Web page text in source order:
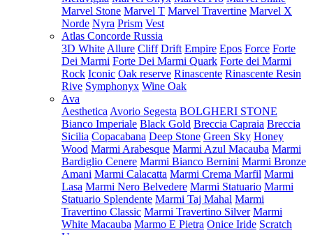
Marvel Stone Marvel T Marvel Travertine Marvel X
Norde Nyra Prism Vest
Atlas Concorde Russia
3D White Allure Cliff Drift Empire Epos Force Forte
Dei Marmi Forte Dei Marmi Quark Forte dei Marmi
Rock Iconic Oak reserve Rinascente Rinascente Resin
Rive Symphonyx Wine Oak
Ava
Aesthetica Avorio Segesta BOLGHERI STONE
Bianco Imperiale Black Gold Breccia Capraia Breccia
Sicilia Copacabana Deep Stone Green Sky Honey
Wood Marmi Arabesque Marmi Azul Macauba Marmi
Bardiglio Cenere Marmi Bianco Bernini Marmi Bronze
Amani Marmi Calacatta Marmi Crema Marfil Marmi
Lasa Marmi Nero Belvedere Marmi Statuario Marmi
Statuario Splendente Marmi Taj Mahal Marmi
Travertino Classic Marmi Travertino Silver Marmi
White Macauba Marmo E Pietra Onice Iride Scratch